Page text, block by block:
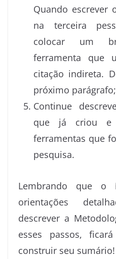
Quando escrever
na terceira
colocar um
ferramenta que
citação indireta.
próximo parágrafo;
Continue
que já criou e
ferramentas que
pesquisa.
Lembrando que o
orientações
descrever a
esses passos,
construir seu sumário!